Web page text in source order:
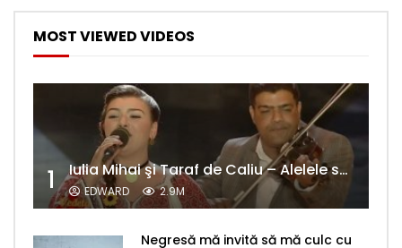
MOST VIEWED VIDEOS
1 Iulia Mihai şi Taraf de Caliu – Alelele sălcioară (@#VedetaPopulară)
EDWARD 2.9M
Negresă mă invită să mă culc cu